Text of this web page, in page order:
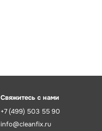
Свяжитесь с нами
+7 (499) 503 55 90
info@cleanfix.ru